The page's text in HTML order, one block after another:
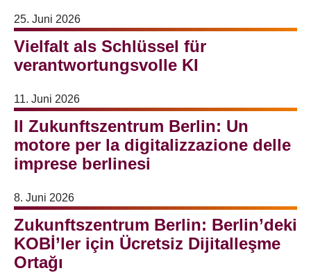
25. Juni 2026
Vielfalt als Schlüssel für
verantwortungsvolle KI
11. Juni 2026
Il Zukunftszentrum Berlin: Un
motore per la digitalizzazione delle
imprese berlinesi
8. Juni 2026
Zukunftszentrum Berlin: Berlin’deki
KOBİ’ler için Ücretsiz Dijitalleşme
Ortağı